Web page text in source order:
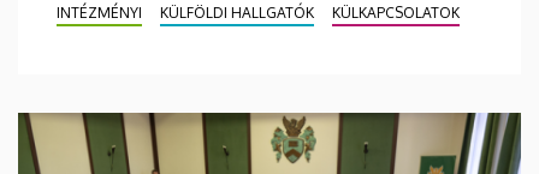
INTÉZMÉNYI KÜLFÖLDI HALLGATÓK KÜLKAPCSOLATOK